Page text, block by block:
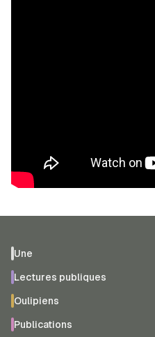
Une
Lectures publiques
Oulipiens
Publications